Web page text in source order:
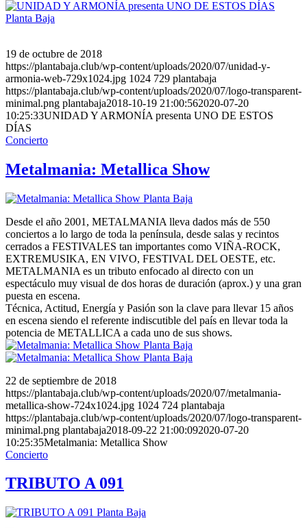
19 de octubre de 2018
https://plantabaja.club/wp-content/uploads/2020/07/unidad-y-
armonia-web-729x1024.jpg 1024 729 plantabaja
https://plantabaja.club/wp-content/uploads/2020/07/logo-transparent-
minimal.png plantabaja2018-10-19 21:00:562020-07-20
10:25:33UNIDAD Y ARMONÍA presenta UNO DE ESTOS
DÍAS
Concierto
Metalmania: Metallica Show
Desde el año 2001, METALMANIA lleva dados más de 550
conciertos a lo largo de toda la península, desde salas y recintos
cerrados a FESTIVALES tan importantes como VIÑA-ROCK,
EXTREMUSIKA, EN VIVO, FESTIVAL DEL OESTE, etc.
METALMANIA es un tributo enfocado al directo con un
espectáculo muy visual de dos horas de duración (aprox.) y una gran
puesta en escena.
Técnica, Actitud, Energía y Pasión son la clave para llevar 15 años
en escena siendo el referente indiscutible del país en llevar toda la
potencia de METALLICA a cada uno de sus shows.
22 de septiembre de 2018
https://plantabaja.club/wp-content/uploads/2020/07/metalmania-
metallica-show-724x1024.jpg 1024 724 plantabaja
https://plantabaja.club/wp-content/uploads/2020/07/logo-transparent-
minimal.png plantabaja2018-09-22 21:00:092020-07-20
10:25:35Metalmania: Metallica Show
Concierto
TRIBUTO A 091